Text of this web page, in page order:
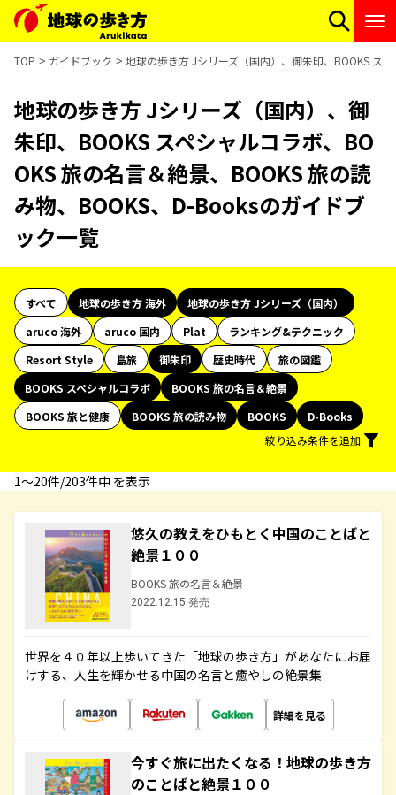
TOP ガイドブック 地球の歩き方 Jシリーズ（国内）、御朱印、BOOKS ス
地球の歩き方 Jシリーズ（国内）、御
朱印、BOOKS スペシャルコラボ、BO
OKS 旅の名言＆絶景、BOOKS 旅の読
み物、BOOKS、D-Booksのガイドブ
ック一覧
すべて 地球の歩き方 海外
地球の歩き方 Jシリーズ（国内）
aruco 海外
aruco 国内 Plat
ランキング&テクニック
Resort Style
島旅 御朱印 歴史時代
旅の図鑑
BOOKS スペシャルコラボ
BOOKS 旅の名言＆絶景
BOOKS 旅と健康
BOOKS 旅の読み物 BOOKS
D-Books
絞り込み条件を追加
1〜20件/203件中 を表示
悠久の教えをひもとく中国のことばと
絶景１００
BOOKS 旅の名言＆絶景
2022.12.15 発売
世界を４０年以上歩いてきた「地球の歩き方」があなたにお届
けする、人生を輝かせる中国の名言と癒やしの絶景集
詳細を見る
今すぐ旅に出たくなる！地球の歩き方
のことばと絶景１００